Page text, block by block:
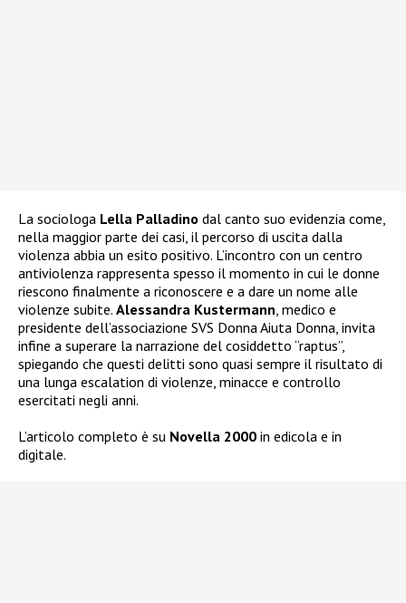
La sociologa Lella Palladino dal canto suo evidenzia come,
nella maggior parte dei casi, il percorso di uscita dalla
violenza abbia un esito positivo. L’incontro con un centro
antiviolenza rappresenta spesso il momento in cui le donne
riescono finalmente a riconoscere e a dare un nome alle
violenze subite. Alessandra Kustermann, medico e
presidente dell’associazione SVS Donna Aiuta Donna, invita
infine a superare la narrazione del cosiddetto “raptus”,
spiegando che questi delitti sono quasi sempre il risultato di
una lunga escalation di violenze, minacce e controllo
esercitati negli anni.
L’articolo completo è su Novella 2000 in edicola e in
digitale.